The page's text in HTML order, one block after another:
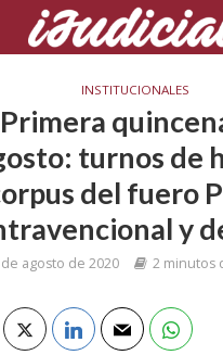
INSTITUCIONALES
Primera
turnos de
del fuero
y
agosto de 2020 2 minutos